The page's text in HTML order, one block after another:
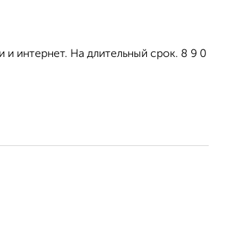
и интернет. На длительный срок. 8 9 0